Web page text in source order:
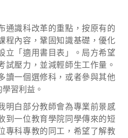
識科改革的重點，按原有的
程內容，鞏固知識基礎，優化
立「適用書目表」。局方希望
試壓力，並減輕師生工作量。
讀一個選修科，或者參與其他
習利益。
白部分教師會為專業前景感
到一位教育學院同學傳來的短
專科專教的同工，希望了解教